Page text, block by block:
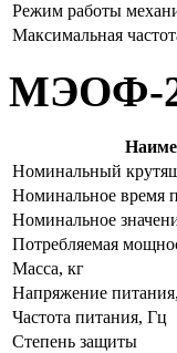
Режим работы
Максимальная
МЭОФ-
Номинальный
Номинальное время
Номинальное
Потребляемая
Масса, кг
Напряжение
Частота питания, Гц
Степень защиты